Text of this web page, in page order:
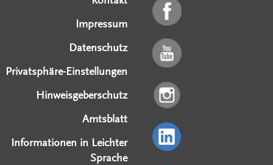
Impressum
Datenschutz
Privatsphäre-Einstellungen
Hinweisgeberschutz
Amtsblatt
Informationen in Leichter
Sprache